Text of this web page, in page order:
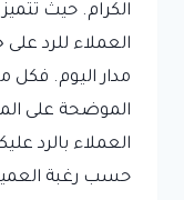
الكرام. حيث
العملاء للرد
مدار اليوم. فكل
الموضحة على
العملاء بالرد
حسب رغبة